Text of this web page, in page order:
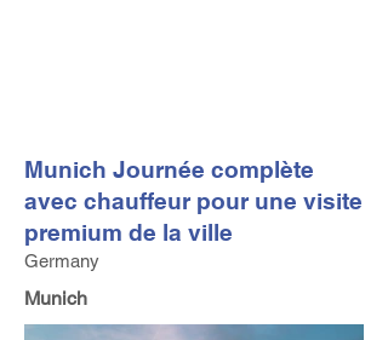
Munich Journée complète
avec chauffeur pour une visite
premium de la ville
Germany
Munich